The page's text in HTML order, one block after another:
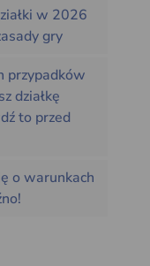
w 2026
gry
przypadków
działkę
to przed
o warunkach